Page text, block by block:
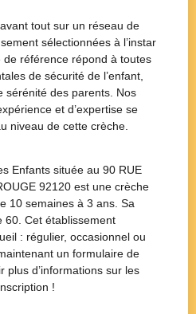
tout sur un réseau de
sélectionnées à l’instar
référence répond à toutes
de sécurité de l’enfant,
sérénité des parents. Nos
et d’expertise se
niveau de cette crèche.
Enfants située au 90 RUE
92120 est une crèche
10 semaines à 3 ans. Sa
60. Cet établissement
: régulier, occasionnel ou
un formulaire de
plus d’informations sur les
!